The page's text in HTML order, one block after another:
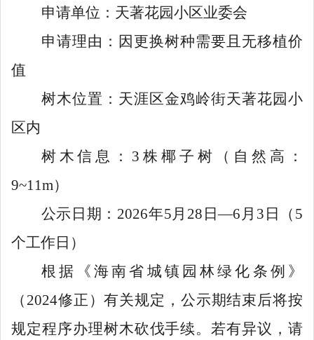
申请单位：天著花园小区业委会
申请理由：因更换树种需要且无移植价
值
树木位置：天涯区金鸡岭街天著花园小
区内
树木信息： 3 株椰子树（自然高：
9~11m）
公示日期： 2026年5 月 28 日—6 月 3 日（ 5
个工作日）
根据《海南省城镇园林绿化条例》
（ 2024修正）有关规定，公示期结束后将按
规定程序办理树木砍伐手续。若有异议，请